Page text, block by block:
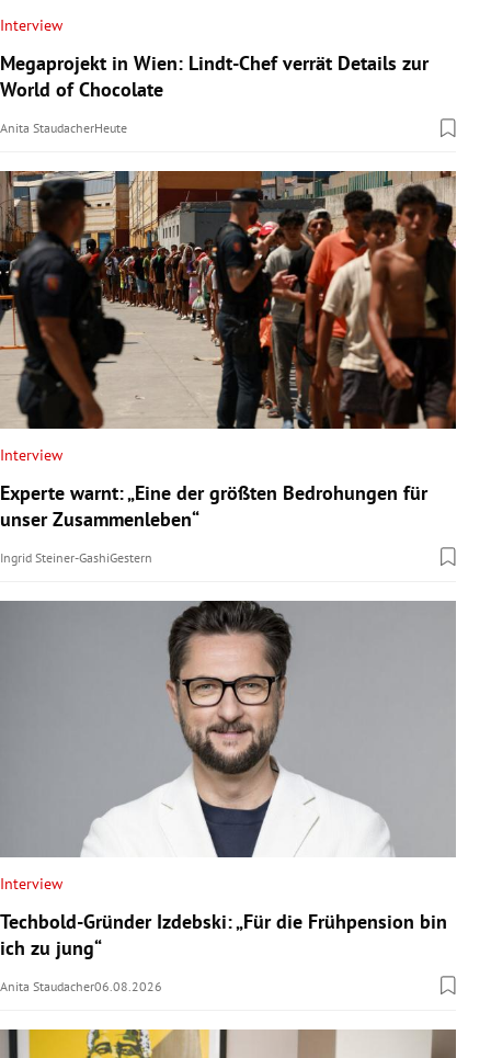
Interview
Megaprojekt in Wien: Lindt-Chef verrät Details zur
World of Chocolate
Anita StaudacherHeute
Interview
Experte warnt: „Eine der größten Bedrohungen für
unser Zusammenleben“
Ingrid Steiner-GashiGestern
Interview
Techbold-Gründer Izdebski: „Für die Frühpension bin
ich zu jung“
Anita Staudacher06.08.2026